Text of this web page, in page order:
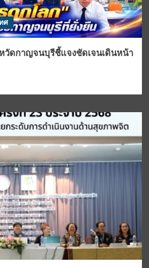
ศ
วัดกาญจนบุรีชี้แจงชัดเจนเดินหน้า